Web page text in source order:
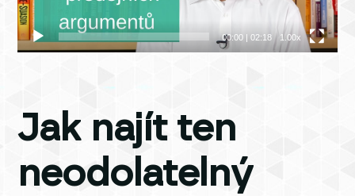
00:00| 02:18 1.00x
Jak najít ten
neodolatelný